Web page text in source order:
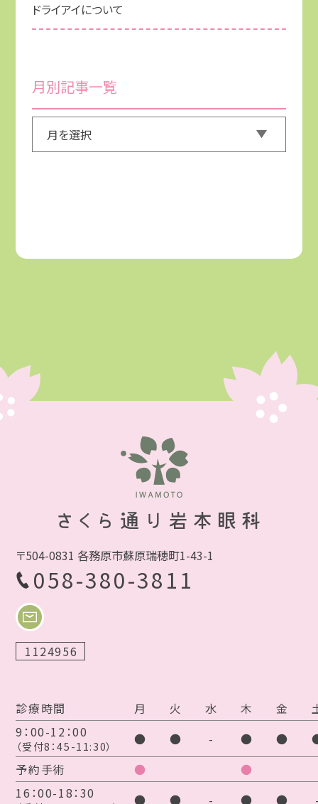
ドライアイについて
月別記事一覧
〒504-0831 各務原市蘇原瑞穂町1-43-1
058-380-3811
1124956
診療時間 月 火 水 木 金
9：00-12：00
（受付8：45-11:30） ● ● - ● ●
予約手術
●
●
16：00-18：30
● ● - ● ●